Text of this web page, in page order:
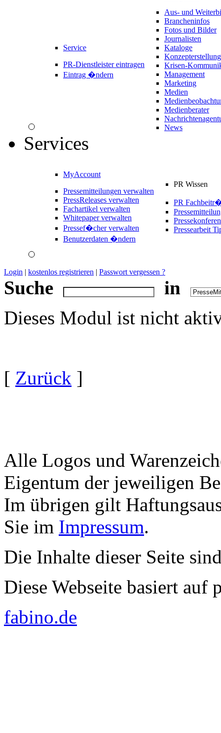
Service
PR-Dienstleister eintragen
Eintrag �ndern
Aus- und
Brancheninfos
Fotos und Bilder
Journalisten
Kataloge
Konzepterstellung
Krisen-
Management
Marketing
Medien
Medienberater
News
Services
MyAccount
Pressemitteilungen verwalten
PressReleases verwalten
Fachartikel verwalten
Whitepaper verwalten
Pressef�cher verwalten
Benutzerdaten �ndern
PR Wissen
PR
Pressearbeit
Login | kostenlos registrieren | Passwort vergessen ?
Suche
in
Dieses Modul ist nicht
[ Zurück ]
Alle Logos und
Eigentum der jeweiligen
Im übrigen gilt
Sie im Impressum.
Die Inhalte dieser Seite
Diese Webseite basiert auf
fabino.de